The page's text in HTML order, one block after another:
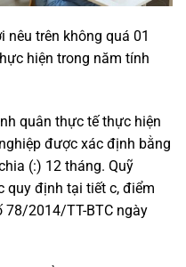
trên không quá 01
hiện trong năm tính
quân thực tế thực hiện
được xác định bằng
(:) 12 tháng. Quỹ
quy định tại tiết c, điểm
78/2014/TT-BTC ngày